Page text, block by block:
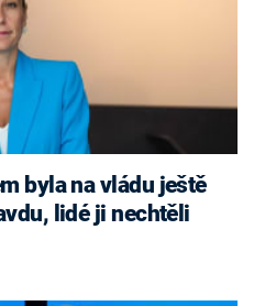
byla na vládu ještě
lidé ji nechtěli